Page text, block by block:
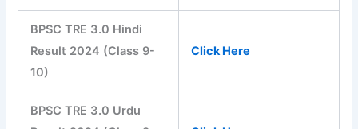
BPSC TRE 3.0 Hindi
Result 2024 (Class 9-
10)
Click Here
BPSC TRE 3.0 Urdu